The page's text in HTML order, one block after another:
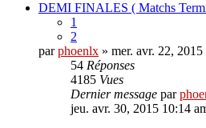
DEMI FINALES ( Matchs
1
2
parphoenlx » mer. avr. 22,
54 Réponses
4185 Vues
Dernier message par
jeu. avr. 30, 2015 10:14